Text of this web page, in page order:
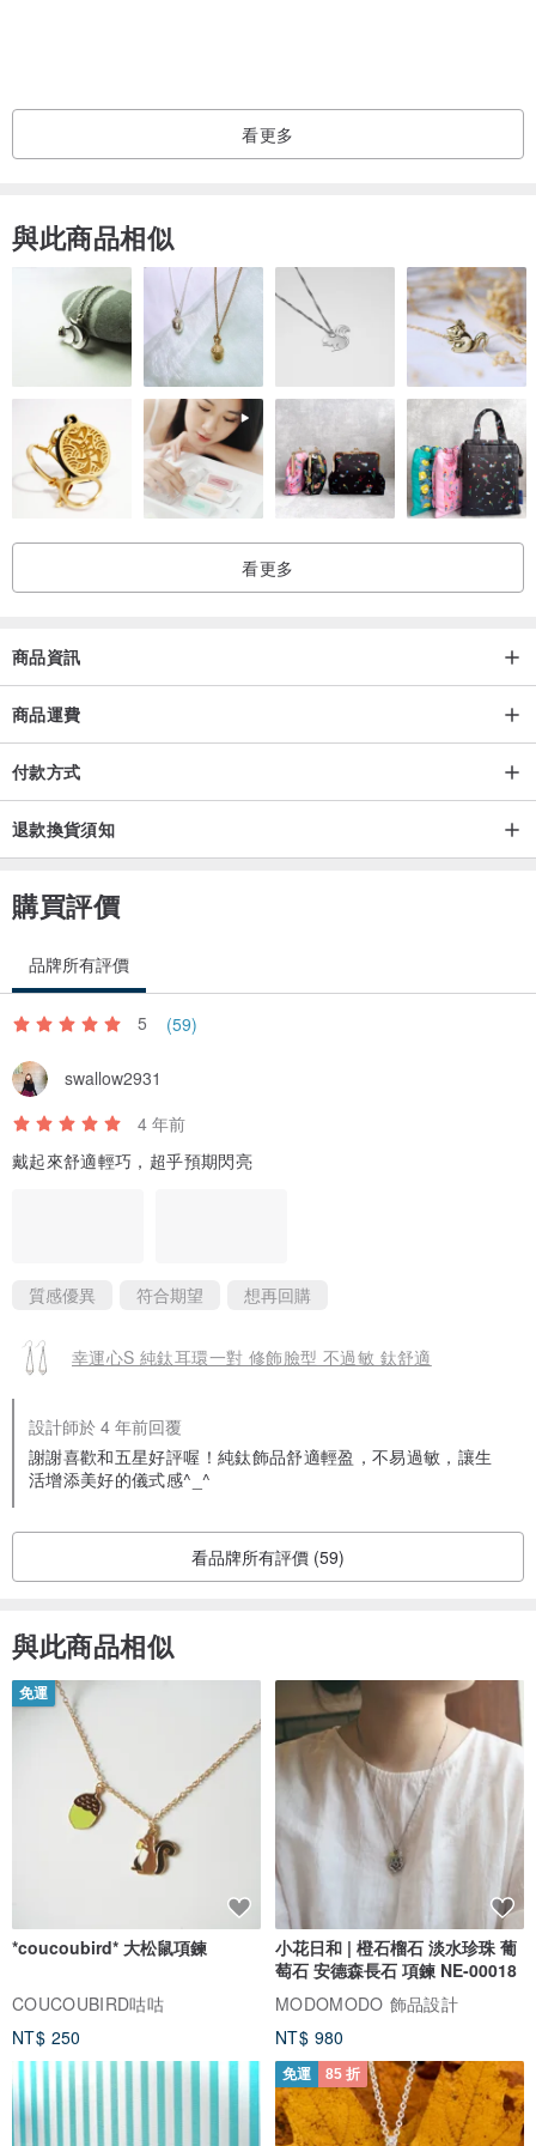
純淨 純鈦耳環 系列 共９色可選：
活力黃／甜心粉／神秘紫／熱情紅／ 翡翠綠／個性黑／ 透亮白／淺藍
／水藍
可更改其中一只為其他顏色購買，請於備註欄註明。
看更多
與此商品相似
看更多
商品資訊
商品運費
付款方式
退款換貨須知
購買評價
品牌所有評價
5 (59)
swallow2931
4 年前
戴起來舒適輕巧，超乎預期閃亮
質感優異 符合期望 想再回購
幸運心S 純鈦耳環一對 修飾臉型 不過敏 鈦舒適
設計師於 4 年前回覆
謝謝喜歡和五星好評喔！純鈦飾品舒適輕盈，不易過敏，讓生
活增添美好的儀式感^_^
看品牌所有評價 (59)
與此商品相似
免運
*coucoubird* 大松鼠項鍊
COUCOUBIRD咕咕
NT$ 250
小花日和 | 橙石榴石 淡水珍珠 葡
萄石 安德森長石 項鍊 NE-00018
MODOMODO 飾品設計
NT$ 980
免運 85 折